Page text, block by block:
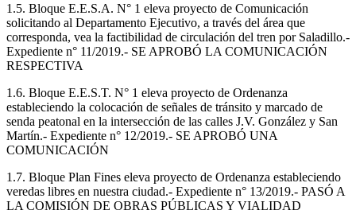
1.5. Bloque E.E.S.A. N° 1 eleva proyecto de Comunicación
solicitando al Departamento Ejecutivo, a través del área que
corresponda, vea la factibilidad de circulación del tren por Saladillo.-
Expediente n° 11/2019.- SE APROBÓ LA COMUNICACIÓN
RESPECTIVA
1.6. Bloque E.E.S.T. N° 1 eleva proyecto de Ordenanza
estableciendo la colocación de señales de tránsito y marcado de
senda peatonal en la intersección de las calles J.V. González y San
Martín.- Expediente n° 12/2019.- SE APROBÓ UNA
COMUNICACIÓN
1.7. Bloque Plan Fines eleva proyecto de Ordenanza estableciendo
veredas libres en nuestra ciudad.- Expediente n° 13/2019.- PASÓ A
LA COMISIÓN DE OBRAS PÚBLICAS Y VIALIDAD